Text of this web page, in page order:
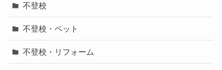
不登校
不登校・ペット
不登校・リフォーム